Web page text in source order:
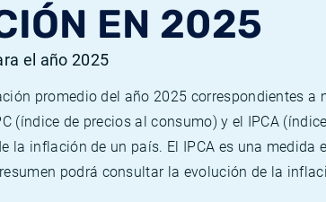
EN 2025
el año 2025
promedio del año 2025 correspondientes
(índice de precios al consumo) y el IPCA
la inflación de un país. El IPCA es una
podrá consultar la evolución de la